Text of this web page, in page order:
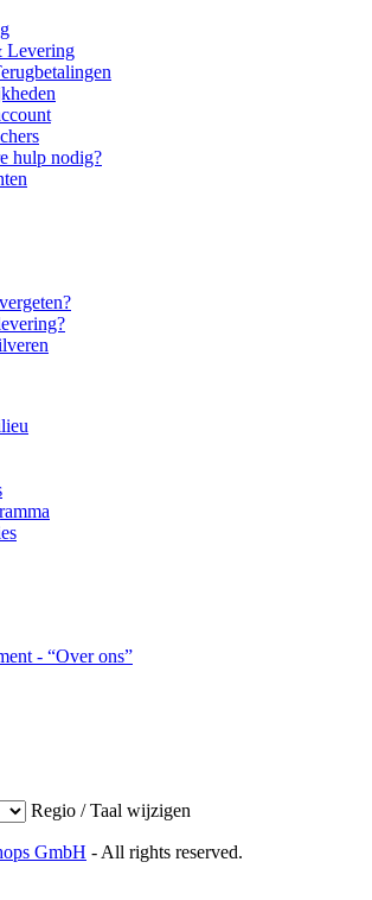
Levering
hulp nodig?
- “Over ons”
Regio / Taal wijzigen
GmbH - All rights reserved.